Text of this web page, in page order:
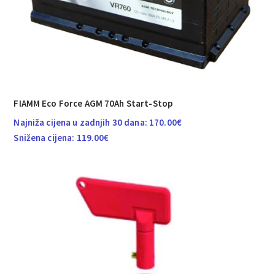
FIAMM Eco Force AGM 70Ah Start-Stop
Najniža cijena u zadnjih 30 dana: 170.00€
Snižena cijena: 119.00€